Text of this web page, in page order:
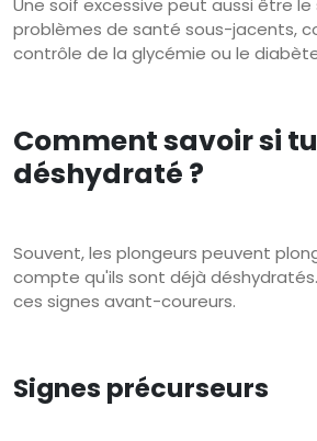
Une soif excessive peut aussi être le
problèmes de santé sous-jacents,
contrôle de la glycémie ou le
Comment savoir si
déshydraté ?
Souvent, les plongeurs peuvent
compte qu'ils sont déjà
ces signes avant-coureurs.
Signes précurseurs